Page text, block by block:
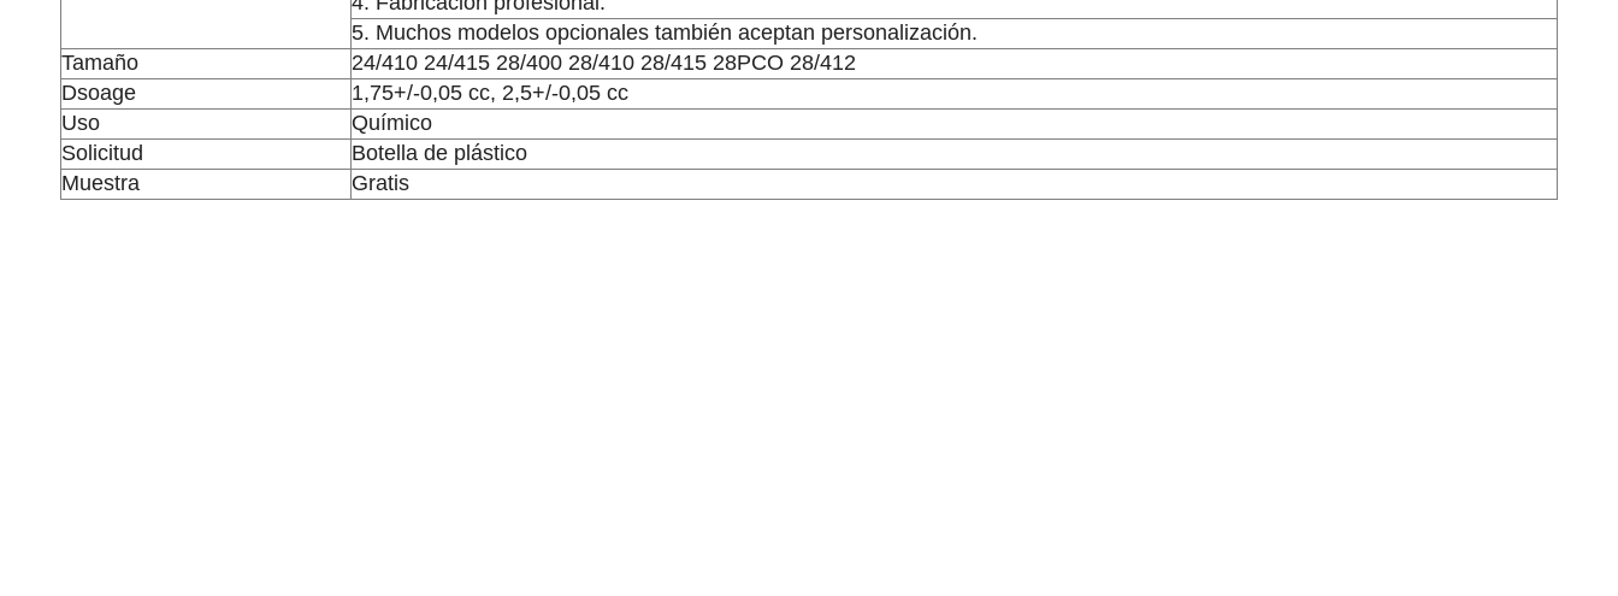
5. Muchos modelos opcionales también aceptan personalización.
Tamaño
24/410 24/415 28/400 28/410 28/415 28PCO 28/412
Dsoage
1,75+/-0,05 cc, 2,5+/-0,05 cc
Uso
Químico
Solicitud
Botella de plástico
Muestra
Gratis